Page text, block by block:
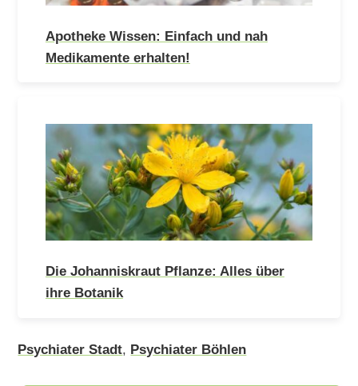
Apotheke Wissen: Einfach und nah
Medikamente erhalten!
Die Johanniskraut Pflanze: Alles über
ihre Botanik
Psychiater Stadt, Psychiater Böhlen